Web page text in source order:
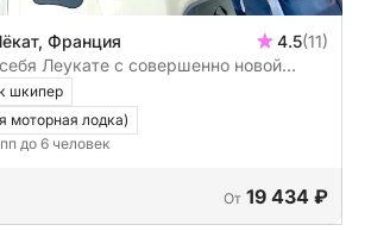
Франция 4.5(11)
Леукате с совершенно новой
прогулку на моторной лодке.
шкипер
моторная лодка)
до 6 человек
От 19 434 ₽